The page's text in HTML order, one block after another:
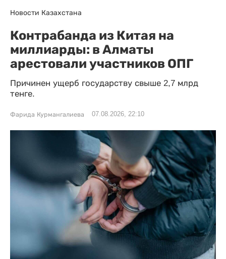
Новости Казахстана
Контрабанда из Китая на
миллиарды: в Алматы
арестовали участников ОПГ
Причинен ущерб государству свыше 2,7 млрд
тенге.
Фарида Курмангалиева 07.08.2026, 22:10